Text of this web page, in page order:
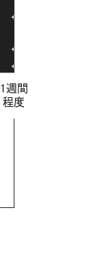
1週間
程度